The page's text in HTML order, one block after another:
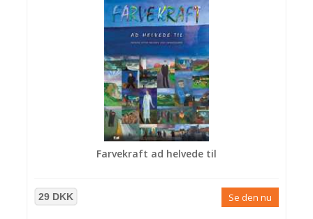
Farvekraft ad helvede til
29 DKK Se den nu